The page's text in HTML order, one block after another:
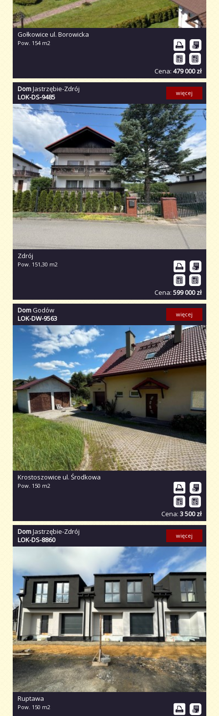
Gołkowice ul. Borowicka
Pow. 154 m2
Cena: 479 000 zł
DomJastrzębie-Zdrój
LOK-DS-9485
Zdrój
Pow. 151,30 m2
Cena: 599 000 zł
więcej
DomGodów
LOK-DW-9563
Krostoszowice ul. Środkowa
Pow. 150 m2
Cena: 3 500 zł
więcej
DomJastrzębie-Zdrój
LOK-DS-8860
Ruptawa
Pow. 150 m2
więcej